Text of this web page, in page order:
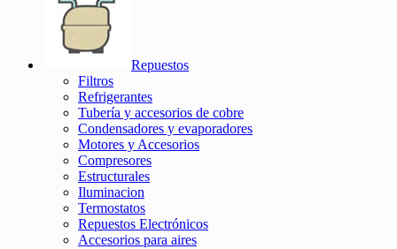
Repuestos
Filtros
Refrigerantes
Tubería y accesorios de cobre
Condensadores y evaporadores
Motores y Accesorios
Compresores
Estructurales
Iluminacion
Termostatos
Repuestos Electrónicos
Accesorios para aires